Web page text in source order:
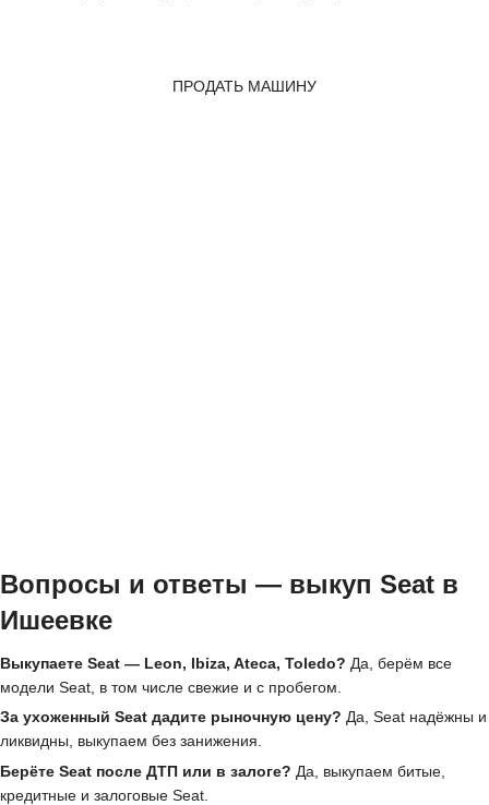
ПРОДАТЬ МАШИНУ
Вопросы и ответы — выкуп Seat в
Ишеевке
Выкупаете Seat — Leon, Ibiza, Ateca, Toledo? Да, берём все
модели Seat, в том числе свежие и с пробегом.
За ухоженный Seat дадите рыночную цену? Да, Seat надёжны и
ликвидны, выкупаем без занижения.
Берёте Seat после ДТП или в залоге? Да, выкупаем битые,
кредитные и залоговые Seat.